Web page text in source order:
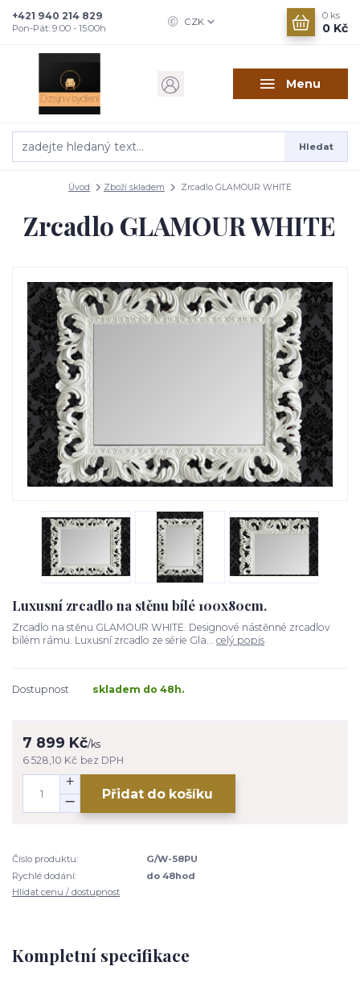
Menu
CZK
Hledat
+421 940 214 829
Pon-Pát: 9:00 - 15:00h
0 ks
0 Kč
Úvod Zboží skladem Zrcadlo GLAMOUR WHITE
Zrcadlo GLAMOUR WHITE
Luxusní zrcadlo na stěnu bílé 100x80cm.
Zrcadlo na stěnu GLAMOUR WHITE. Designové nástěnné zrcadlov
bílém rámu. Luxusní zrcadlo ze série Gla... celý popis
Dostupnost skladem do 48h.
7 899 Kč/ks
6 528,10 Kč bez DPH
Přidat do košíku
Číslo produktu:
G/W-58PU
Rychlé dodání:
do 48hod
Hlídat cenu / dostupnost
Kompletní specifikace